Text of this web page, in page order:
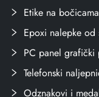
Etike na
Epoxi nalepke od
PC panel
Telefonski
Odznakovi i